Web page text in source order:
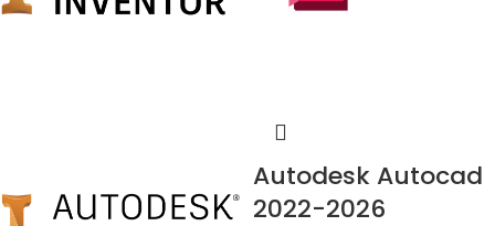
Autodesk Autocad
2022-2026